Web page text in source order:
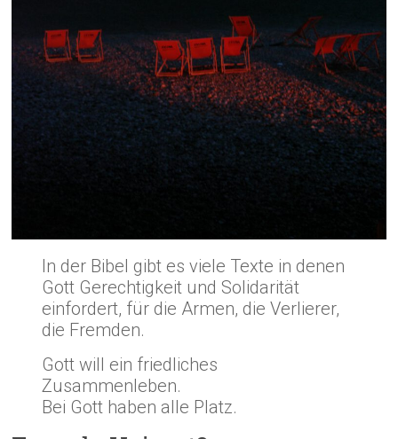
In der Bibel gibt es viele Texte in denen
Gott Gerechtigkeit und Solidarität
einfordert, für die Armen, die Verlierer,
die Fremden.
Gott will ein friedliches
Zusammenleben.
Bei Gott haben alle Platz.